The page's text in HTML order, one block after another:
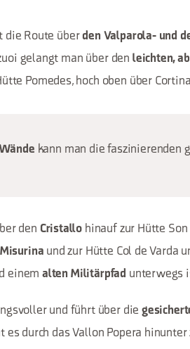
die Route überden Valparola- und
gelangt man über den leichten,
Pomedes, hoch oben über
kann man die faszinierenden
den Cristallo hinauf zur Hütte Son
und zur Hütte Col de Varda
einem alten Militärpfad unterwegs
und führt über die
durch das Vallon Popera